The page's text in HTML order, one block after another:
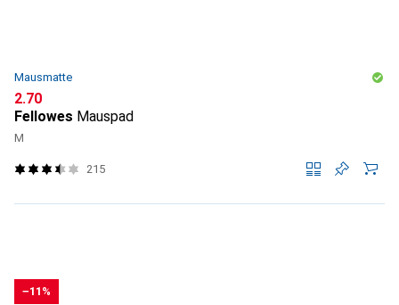
Mausmatte
CHF
2.70
Fellowes Mauspad
M
215
−11%